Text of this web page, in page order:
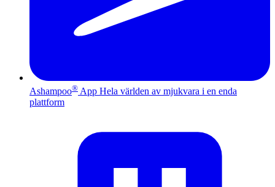
Ashampoo® App Hela världen av mjukvara i en enda
plattform